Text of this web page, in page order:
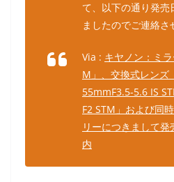
て、以下の通り発売
ましたのでご連絡さ
Via : キヤノン：ミ
M」、交換式レンズ
55mmF3.5-5.6 IS
F2 STM」および同
リーにつきまして
内